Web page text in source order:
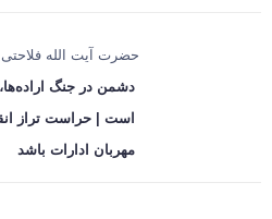
حضرت آیت الله فلاحتی
دشمن در جنگ
است | حراست تراز
مهربان ادارات باشد